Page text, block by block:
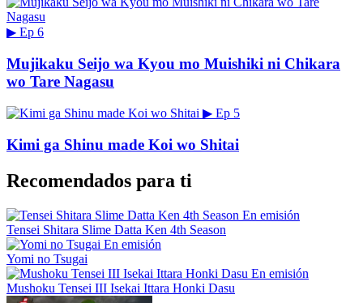
▶ Ep 6
Mujikaku Seijo wa Kyou mo Muishiki ni Chikara
wo Tare Nagasu
▶ Ep 5
Kimi ga Shinu made Koi wo Shitai
Recomendados para ti
En emisión
Tensei Shitara Slime Datta Ken 4th Season
En emisión
Yomi no Tsugai
En emisión
Mushoku Tensei III Isekai Ittara Honki Dasu